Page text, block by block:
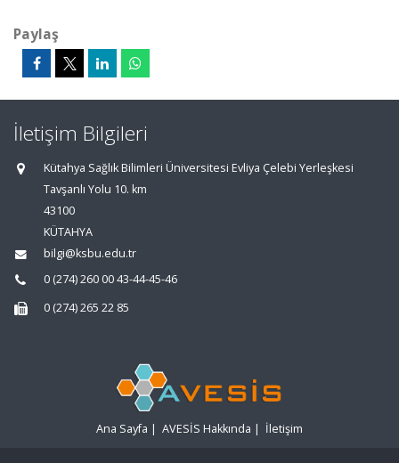
Paylaş
İletişim Bilgileri
Kütahya Sağlık Bilimleri Üniversitesi Evliya Çelebi Yerleşkesi
Tavşanlı Yolu 10. km
43100
KÜTAHYA
bilgi@ksbu.edu.tr
0 (274) 260 00 43-44-45-46
0 (274) 265 22 85
Ana Sayfa | AVESİS Hakkında | İletişim